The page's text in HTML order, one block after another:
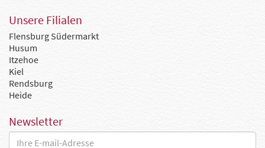
Unsere Filialen
Flensburg Südermarkt
Husum
Itzehoe
Kiel
Rendsburg
Heide
Newsletter